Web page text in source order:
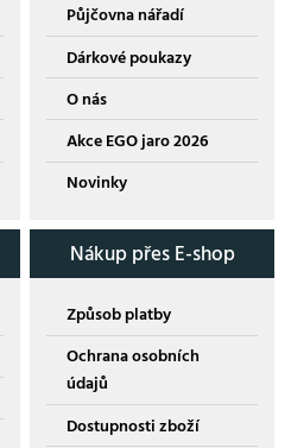
Půjčovna nářadí
Dárkové poukazy
O nás
Akce EGO jaro 2026
Novinky
Nákup přes E-shop
Způsob platby
Ochrana osobních
údajů
Dostupnosti zboží